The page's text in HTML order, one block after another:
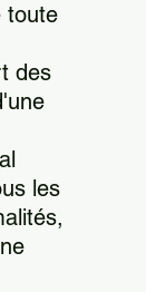
toute
des
les